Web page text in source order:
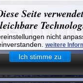
Seite
nicht
weitere
Ich stimme zu